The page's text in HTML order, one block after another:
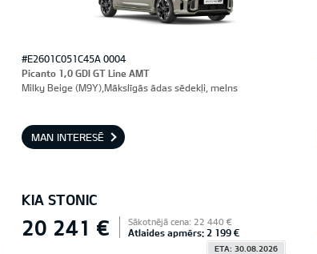
#E2601C051C45A 0004
Picanto 1,0 GDI GT Line AMT
Milky Beige (M9Y),Mākslīgās ādas sēdekļi, melns
MAN INTERESĒ
KIA STONIC
20 241 € Sākotnējā cena: 22 440 €
Atlaides apmērs: 2 199 €
ETA: 30.08.2026